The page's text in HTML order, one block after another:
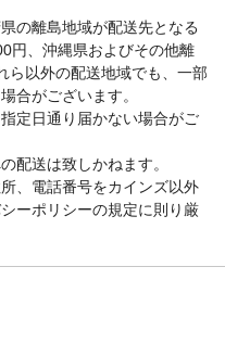
の離島地域が配送先となる
円、沖縄県およびその他離
ら以外の配送地域でも、一部
合がございます。
定日通り届かない場合がご
配送は致しかねます。
、電話番号をカインズ以外
ーポリシーの規定に則り厳